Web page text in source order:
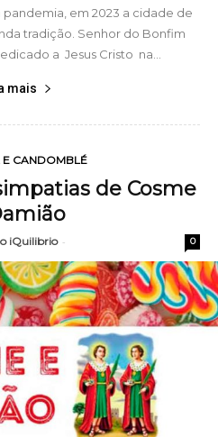
em 2023 a cidade de
tradição. Senhor do Bonfim
a Jesus Cristo na...
mais
CANDOMBLÉ
de Cosme
iQuilibrio - 0